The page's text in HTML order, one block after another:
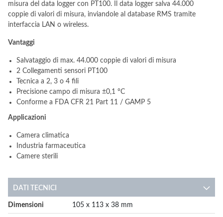
misura del data logger con PT100. Il data logger salva 44.000
coppie di valori di misura, inviandole al database RMS tramite
interfaccia LAN o wireless.
Vantaggi
Salvataggio di max. 44.000 coppie di valori di misura
2 Collegamenti sensori PT100
Tecnica a 2, 3 o 4 fili
Precisione campo di misura ±0,1 °C
Conforme a FDA CFR 21 Part 11 / GAMP 5
Applicazioni
Camera climatica
Industria farmaceutica
Camere sterili
DATI TECNICI
More
Information
Dimensioni 105 x 113 x 38 mm